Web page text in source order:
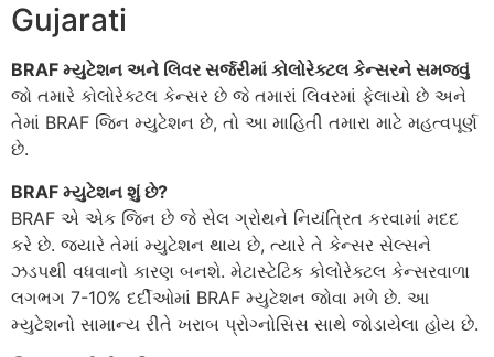
Gujarati
BRAF મ્યુટેશન અને લિવર સર્જરીમાં કોલોરેક્ટલ કેન્સરને સમજવું
જો તમારે કોલોરેક્ટલ કેન્સર છે જે તમારાં લિવરમાં ફેલાયો છે અને
તેમાં BRAF જિન મ્યુટેશન છે, તો આ માહિતી તમારા માટે મહત્વપૂર્ણ
છે.
BRAF મ્યુટેશન શું છે?
BRAF એ એક જિન છે જે સેલ ગ્રોથને નિયંત્રિત કરવામાં મદદ
કરે છે. જ્યારે તેમાં મ્યુટેશન થાય છે, ત્યારે તે કેન્સર સેલ્સને
ઝડપથી વધવાનો કારણ બનશે. મેટાસ્ટેટિક કોલોરેક્ટલ કેન્સરવાળા
લગભગ 7-10% દર્દીઓમાં BRAF મ્યુટેશન જોવા મળે છે. આ
મ્યુટેશનો સામાન્ય રીતે ખરાબ પ્રોગ્નોસિસ સાથે જોડાયેલા હોય છે.